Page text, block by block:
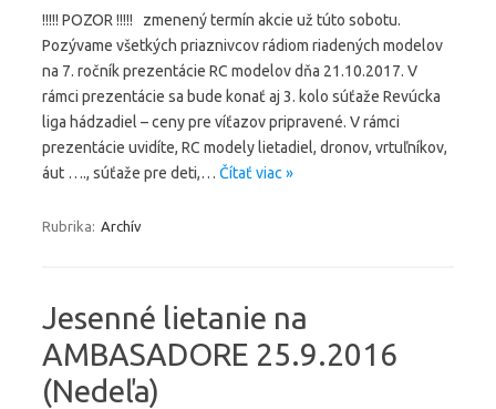
!!!!! POZOR !!!!! zmenený termín akcie už túto sobotu.
Pozývame všetkých priaznivcov rádiom riadených modelov
na 7. ročník prezentácie RC modelov dňa 21.10.2017. V
rámci prezentácie sa bude konať aj 3. kolo súťaže Revúcka
liga hádzadiel – ceny pre víťazov pripravené. V rámci
prezentácie uvidíte, RC modely lietadiel, dronov, vrtuľníkov,
áut …., súťaže pre deti,… Čítať viac »
Rubrika: Archív
Jesenné lietanie na
AMBASADORE 25.9.2016
(Nedeľa)